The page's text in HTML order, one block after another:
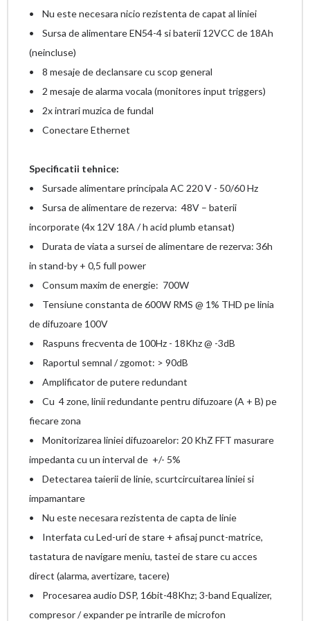
• Nu este necesara nicio rezistenta de capat al liniei
• Sursa de alimentare EN54-4 si baterii 12VCC de 18Ah
(neincluse)
• 8 mesaje de declansare cu scop general
• 2 mesaje de alarma vocala (monitores input triggers)
• 2x intrari muzica de fundal
• Conectare Ethernet
Specificatii tehnice:
• Sursade alimentare principala AC 220 V - 50/60 Hz
• Sursa de alimentare de rezerva: 48V – baterii
incorporate (4x 12V 18A / h acid plumb etansat)
• Durata de viata a sursei de alimentare de rezerva: 36h
in stand-by + 0,5 full power
• Consum maxim de energie: 700W
• Tensiune constanta de 600W RMS @ 1% THD pe linia
de difuzoare 100V
• Raspuns frecventa de 100Hz - 18Khz @ -3dB
• Raportul semnal / zgomot: > 90dB
• Amplificator de putere redundant
• Cu 4 zone, linii redundante pentru difuzoare (A + B) pe
fiecare zona
• Monitorizarea liniei difuzoarelor: 20 KhZ FFT masurare
impedanta cu un interval de +/- 5%
• Detectarea taierii de linie, scurtcircuitarea liniei si
impamantare
• Nu este necesara rezistenta de capta de linie
• Interfata cu Led-uri de stare + afisaj punct-matrice,
tastatura de navigare meniu, tastei de stare cu acces
direct (alarma, avertizare, tacere)
• Procesarea audio DSP, 16bit-48Khz; 3-band Equalizer,
compresor / expander pe intrarile de microfon